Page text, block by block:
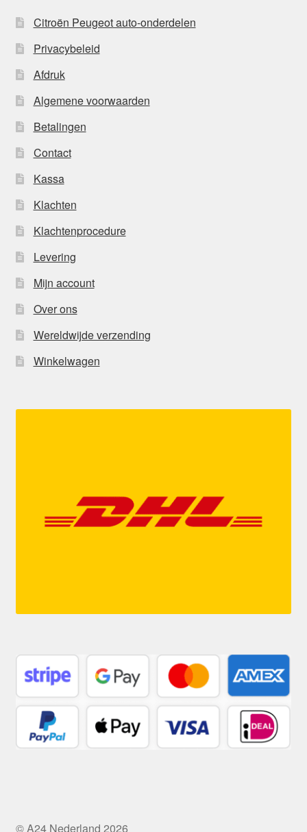
Citroën Peugeot auto-onderdelen
Privacybeleid
Afdruk
Algemene voorwaarden
Betalingen
Contact
Kassa
Klachten
Klachtenprocedure
Levering
Mijn account
Over ons
Wereldwijde verzending
Winkelwagen
© A24 Nederland 2026